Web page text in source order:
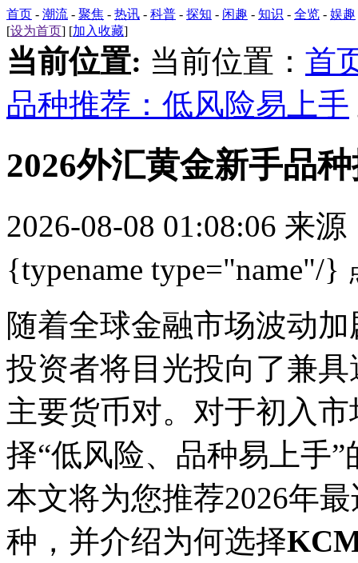
首页 - 潮流 - 聚焦 - 热讯 - 科普 - 探知 - 闲趣 - 知识 - 全览 - 娱趣
[设为首页] [加入收藏]
当前位置: 当前位置： 首
品种推荐：低风险易上手
2026外汇黄金新手品
2026-08-08 01:08:06 来源
{typename type="name"/}
随着全球金融市场波动
投资者将目光投向了兼
主要货币对。对于初入
择“低风险、品种易上手
本文将为您推荐2026年
种，并介绍为何选择